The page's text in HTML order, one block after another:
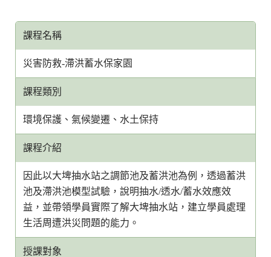
課程名稱
災害防救-滯洪蓄水保家園
課程類別
環境保護、氣候變遷、水土保持
課程介紹
因此以大埤抽水站之調節池及蓄洪池為例，透過蓄洪
池及滯洪池模型試驗，說明抽水/透水/蓄水效應效
益，並帶領學員實際了解大埤抽水站，建立學員處理
生活周遭洪災問題的能力。
授課對象